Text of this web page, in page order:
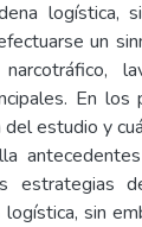
logística,
un
En los
estudio y
estrategias
sin